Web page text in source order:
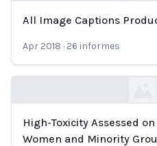
All Image Captions
Apr 2018 · 26 informes
Loading...
High-Toxicity Assessed
Women and Minority